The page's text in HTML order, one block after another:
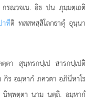
รณวจเน. อิธ ปน ภุมฺมตฺเถติ
าทีติ ทสสหสฺสิโลกธาตุํ อุนฺนา
า สุนฺทรกปฺเป สารกปฺเปติ
กิร อมฺหากํ ภควตา อภินีหาโร
นิพฺพตฺตา นาม นตฺถิ. อมฺหากํ